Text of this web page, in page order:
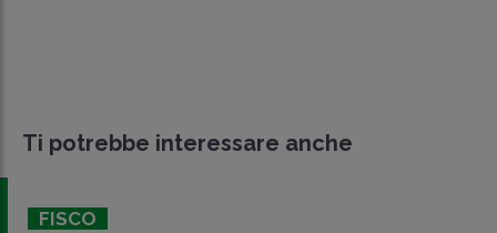
Ti potrebbe interessare anche
FISCO